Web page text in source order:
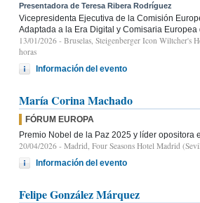
Presentadora de Teresa Ribera Rodríguez
Vicepresidenta Ejecutiva de la Comisión
Adaptada a la Era Digital y Comisaria Europea
13/01/2026 - Bruselas, Steigenberger Icon Wiltcher's
horas
Información del evento
María Corina Machado
FÓRUM EUROPA
Premio Nobel de la Paz 2025 y líder opositora
20/04/2026 - Madrid, Four Seasons Hotel Madrid
Información del evento
Felipe González Márquez